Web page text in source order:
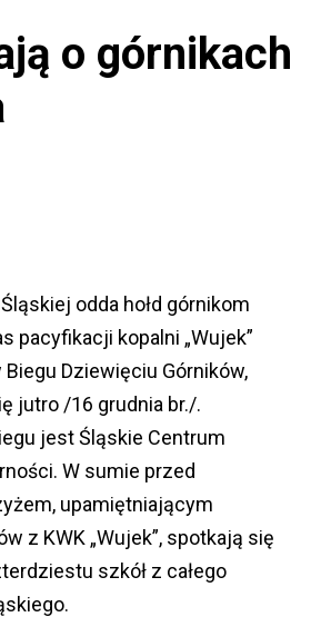
o górnikach
odda hołd górnikom
pacyfikacji kopalni „Wujek”
Biegu Dziewięciu Górników,
jutro /16 grudnia br./.
jest Śląskie Centrum
W sumie przed
upamiętniającym
z KWK „Wujek”, spotkają się
szkół z całego